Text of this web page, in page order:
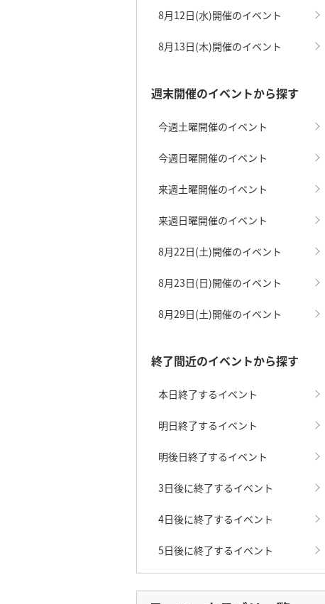
8月12日(水)開催のイベント
8月13日(木)開催のイベント
週末開催のイベントから探す
今週土曜開催のイベント
今週日曜開催のイベント
来週土曜開催のイベント
来週日曜開催のイベント
8月22日(土)開催のイベント
8月23日(日)開催のイベント
8月29日(土)開催のイベント
終了間近のイベントから探す
本日終了するイベント
明日終了するイベント
明後日終了するイベント
3日後に終了するイベント
4日後に終了するイベント
5日後に終了するイベント